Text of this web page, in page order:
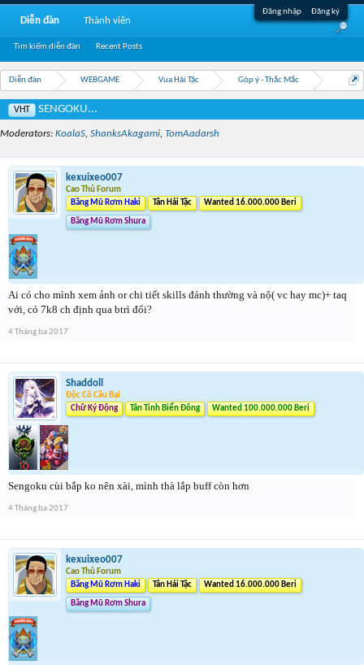
Đăng nhập Đăng ký
Diễn đàn WEBGAME Vua Hải Tặc Góp ý - Thắc Mắc
VHT SENGOKU...
Moderators: KoalaS, ShanksAkagami, TomAadarsh
kexuixeo007
Cao Thủ Forum
Băng Mũ Rơm Haki
Tân Hải Tặc Wanted 16.000.000 Beri
Băng Mũ Rơm Shura
Ai có cho mình xem ảnh or chi tiết skills đánh thường và nộ( vc hay mc)+ taq
với, có 7k8 ch định qua btrì đổi?
4 Tháng ba 2017
Shaddoll
Độc Cô Cầu Bại
Chữ Ký Động
Tân Tinh Biển Đông Wanted 100.000.000 Beri
Sengoku cùi bắp ko nên xài, mình thà lắp buff còn hơn
4 Tháng ba 2017
kexuixeo007
Cao Thủ Forum
Băng Mũ Rơm Haki
Tân Hải Tặc Wanted 16.000.000 Beri
Băng Mũ Rơm Shura
Diễn đàn
Tìm kiếm diễn đàn Recent Posts
Thành viên